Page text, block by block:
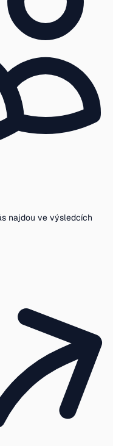
najdou ve výsledcích